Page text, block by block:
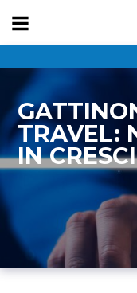
TRAVEL:
IN